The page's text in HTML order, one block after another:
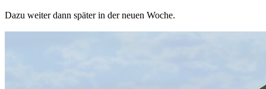
Dazu weiter dann später in der neuen Woche.